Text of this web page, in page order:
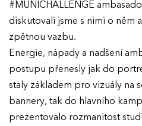
#MUNICHALLENGE
diskutovali jsme s nimi o něm
zpětnou vazbu.
Energie, nápady a nadšení
postupu přenesly jak do
staly základem pro vizuály na
bannery, tak do hlavního
prezentovalo rozmanitost